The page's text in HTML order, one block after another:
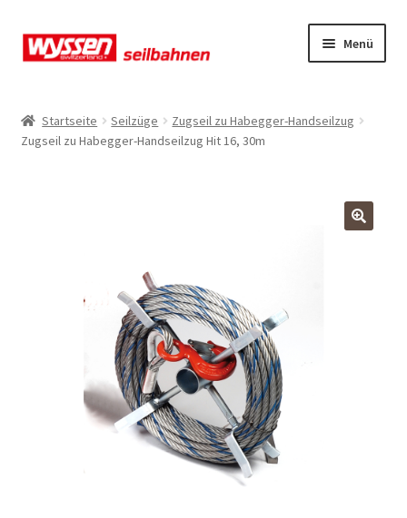
Zur
Navigation
Zum
Inhalt
Menü
Kasse
Mein Konto
Startseite Seilzüge
Zugseil zu Habegger-Handseilzug
Zugseil zu Habegger-Handseilzug Hit 16, 30m